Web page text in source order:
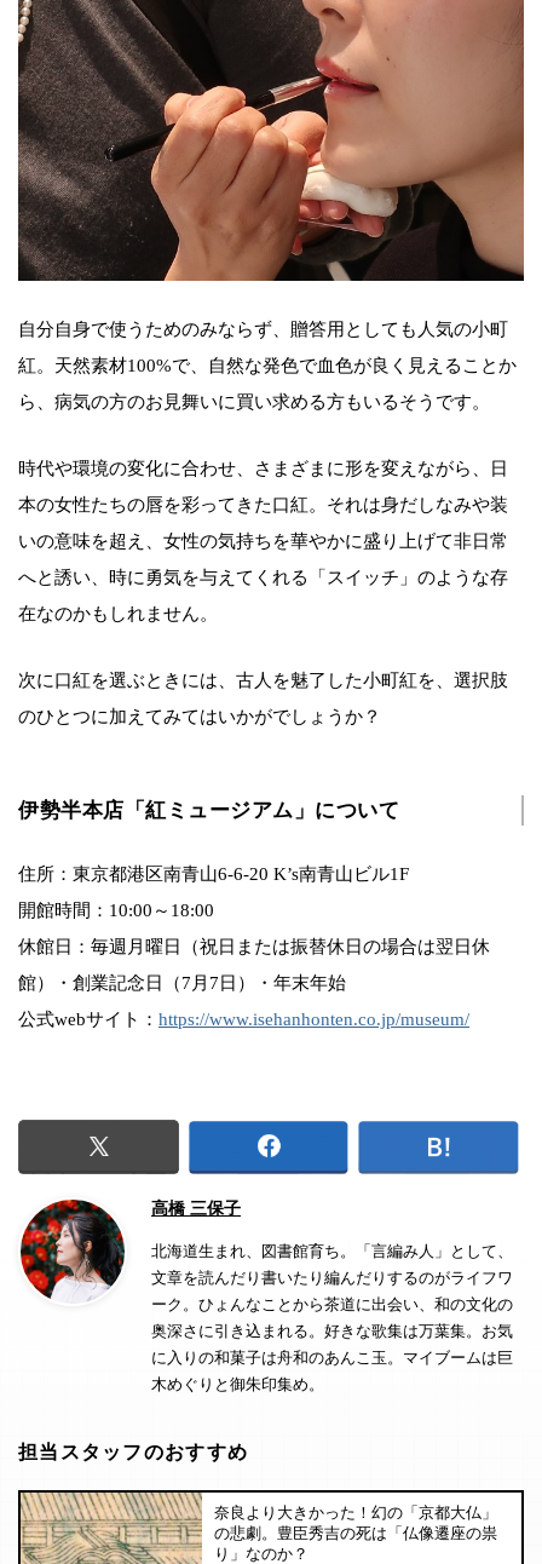
自分自身で使うためのみならず、贈答用としても人気の小町
紅。天然素材100%で、自然な発色で血色が良く見えることか
ら、病気の方のお見舞いに買い求める方もいるそうです。
時代や環境の変化に合わせ、さまざまに形を変えながら、日
本の女性たちの唇を彩ってきた口紅。それは身だしなみや装
いの意味を超え、女性の気持ちを華やかに盛り上げて非日常
へと誘い、時に勇気を与えてくれる「スイッチ」のような存
在なのかもしれません。
次に口紅を選ぶときには、古人を魅了した小町紅を、選択肢
のひとつに加えてみてはいかがでしょうか？
伊勢半本店「紅ミュージアム」について
住所：東京都港区南青山6-6-20 K’s南青山ビル1F
開館時間：10:00～18:00
休館日：毎週月曜日（祝日または振替休日の場合は翌日休
館）・創業記念日（7月7日）・年末年始
公式webサイト： https://www.isehanhonten.co.jp/museum/
高橋 三保子
北海道生まれ、図書館育ち。「言編み人」として、
文章を読んだり書いたり編んだりするのがライフワ
ーク。ひょんなことから茶道に出会い、和の文化の
奥深さに引き込まれる。好きな歌集は万葉集。お気
に入りの和菓子は舟和のあんこ玉。マイブームは巨
木めぐりと御朱印集め。
担当スタッフのおすすめ
奈良より大きかった！幻の「京都大仏」
の悲劇。豊臣秀吉の死は「仏像遷座の祟
り」なのか？